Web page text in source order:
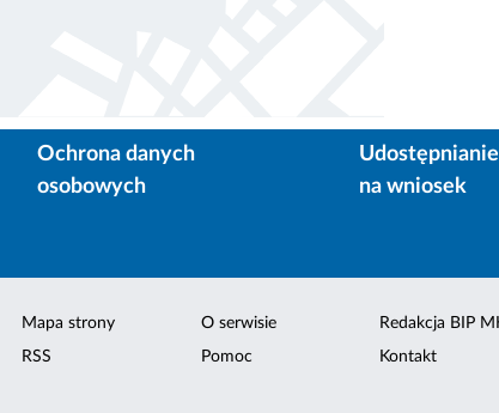
Ochrona danych
osobowych
na wniosek
Mapa strony
RSS
O serwisie
Pomoc
Redakcja BIP
Kontakt